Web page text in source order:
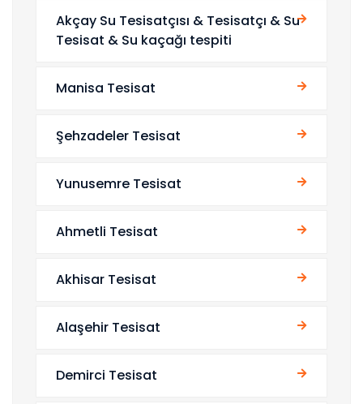
Akçay Su Tesisatçısı & Tesisatçı & Su
Tesisat & Su kaçağı tespiti
Manisa Tesisat
Şehzadeler Tesisat
Yunusemre Tesisat
Ahmetli Tesisat
Akhisar Tesisat
Alaşehir Tesisat
Demirci Tesisat